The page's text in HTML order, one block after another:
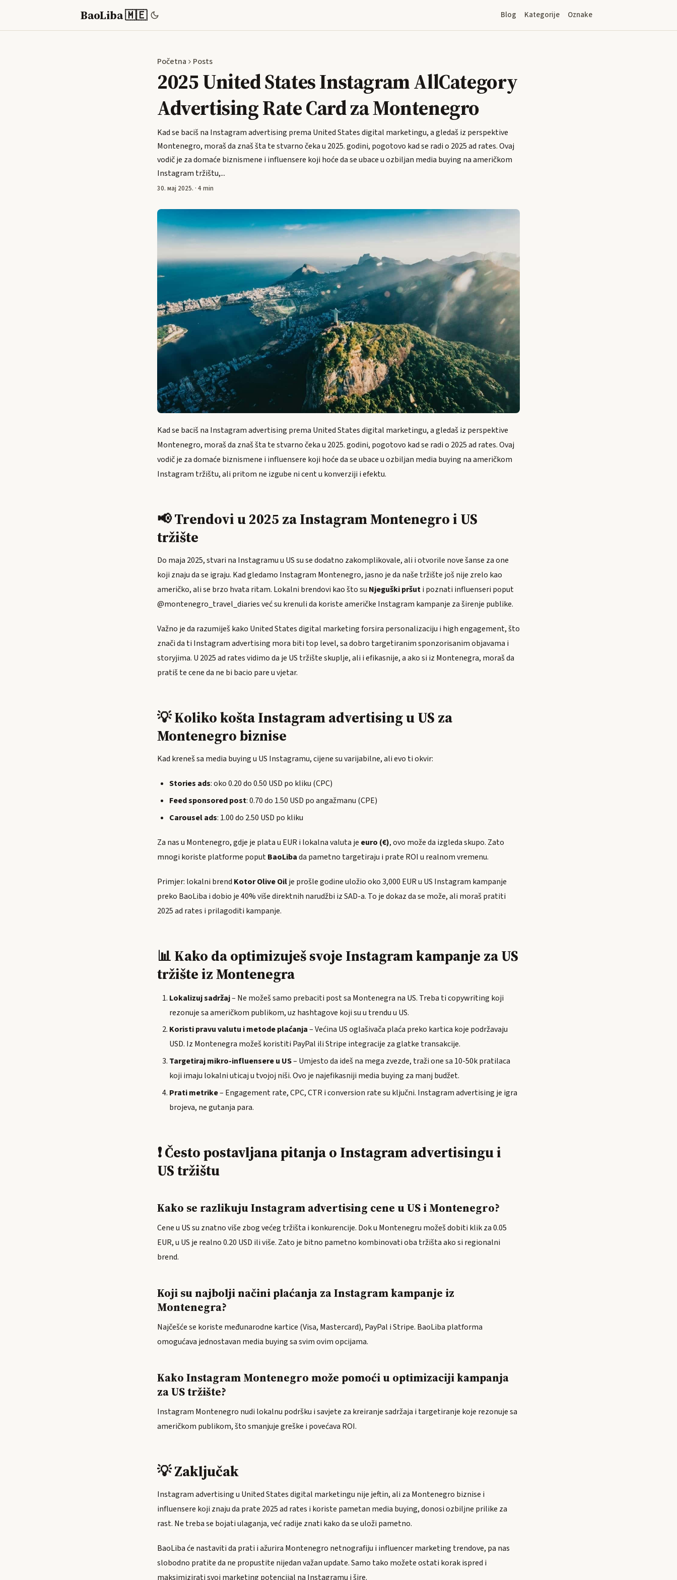
BaoLiba 🇲🇪 Blog Kategorije Oznake
Početna Posts
2025 United States Instagram AllCategory
Advertising Rate Card za Montenegro
Kad se baciš na Instagram advertising prema United States digital marketingu, a gledaš iz perspektive
Montenegro, moraš da znaš šta te stvarno čeka u 2025. godini, pogotovo kad se radi o 2025 ad rates. Ovaj
vodič je za domaće biznismene i influensere koji hoće da se ubace u ozbiljan media buying na američkom
Instagram tržištu,...
30. мај 2025. · 4 min
Kad se baciš na Instagram advertising prema United States digital marketingu, a gledaš iz perspektive
Montenegro, moraš da znaš šta te stvarno čeka u 2025. godini, pogotovo kad se radi o 2025 ad rates. Ovaj
vodič je za domaće biznismene i influensere koji hoće da se ubace u ozbiljan media buying na američkom
Instagram tržištu, ali pritom ne izgube ni cent u konverziji i efektu.
📢 Trendovi u 2025 za Instagram Montenegro i US
tržište
Do maja 2025, stvari na Instagramu u US su se dodatno zakomplikovale, ali i otvorile nove šanse za one
koji znaju da se igraju. Kad gledamo Instagram Montenegro, jasno je da naše tržište još nije zrelo kao
američko, ali se brzo hvata ritam. Lokalni brendovi kao što su Njeguški pršuti poznati influenseri poput
@montenegro_travel_diaries već su krenuli da koriste američke Instagram kampanje za širenje publike.
Važno je da razumiješ kako United States digital marketing forsira personalizaciju i high engagement, što
znači da ti Instagram advertising mora biti top level, sa dobro targetiranim sponzorisanim objavama i
storyjima. U 2025 ad rates vidimo da je US tržište skuplje, ali i efikasnije, a ako si iz Montenegra, moraš da
pratiš te cene da ne bi bacio pare u vjetar.
💡 Koliko košta Instagram advertising u US za
Montenegro biznise
Kad kreneš sa media buying u US Instagramu, cijene su varijabilne, ali evo ti okvir:
Stories ads: oko 0.20 do 0.50 USD po kliku (CPC)
Feed sponsored post: 0.70 do 1.50 USD po angažmanu (CPE)
Carousel ads: 1.00 do 2.50 USD po kliku
Za nas u Montenegro, gdje je plata u EUR i lokalna valuta je euro (€), ovo može da izgleda skupo. Zato
mnogi koriste platforme poputBaoLibada pametno targetiraju i prate ROI u realnom vremenu.
Primjer: lokalni brend Kotor Olive Oilje prošle godine uložio oko 3,000 EUR u US Instagram kampanje
preko BaoLiba i dobio je 40% više direktnih narudžbi iz SAD-a. To je dokaz da se može, ali moraš pratiti
2025 ad rates i prilagoditi kampanje.
📊 Kako da optimizuješ svoje Instagram kampanje za US
tržište iz Montenegra
Lokalizuj sadržaj– Ne možeš samo prebaciti post sa Montenegra na US. Treba ti copywriting koji
rezonuje sa američkom publikom, uz hashtagove koji su u trendu u US.
Koristi pravu valutu i metode plaćanja– Većina US oglašivača plaća preko kartica koje podržavaju
USD. Iz Montenegra možeš koristiti PayPal ili Stripe integracije za glatke transakcije.
Targetiraj mikro-influensere u US– Umjesto da ideš na mega zvezde, traži one sa 10-50k pratilaca
koji imaju lokalni uticaj u tvojoj niši. Ovo je najefikasniji media buying za manj budžet.
Prati metrike– Engagement rate, CPC, CTR i conversion rate su ključni. Instagram advertising je igra
brojeva, ne gutanja para.
❗ Često postavljana pitanja o Instagram advertisingu i
US tržištu
Kako se razlikuju Instagram advertising cene u US i Montenegro?
Cene u US su znatno više zbog većeg tržišta i konkurencije. Dok u Montenegru možeš dobiti klik za 0.05
EUR, u US je realno 0.20 USD ili više. Zato je bitno pametno kombinovati oba tržišta ako si regionalni
brend.
Koji su najbolji načini plaćanja za Instagram kampanje iz
Montenegra?
Najčešće se koriste međunarodne kartice (Visa, Mastercard), PayPal i Stripe. BaoLiba platforma
omogućava jednostavan media buying sa svim ovim opcijama.
Kako Instagram Montenegro može pomoći u optimizaciji kampanja
za US tržište?
Instagram Montenegro nudi lokalnu podršku i savjete za kreiranje sadržaja i targetiranje koje rezonuje sa
američkom publikom, što smanjuje greške i povećava ROI.
💡 Zaključak
Instagram advertising u United States digital marketingu nije jeftin, ali za Montenegro biznise i
influensere koji znaju da prate 2025 ad rates i koriste pametan media buying, donosi ozbiljne prilike za
rast. Ne treba se bojati ulaganja, već radije znati kako da se uloži pametno.
BaoLiba će nastaviti da prati i ažurira Montenegro netnografiju i influencer marketing trendove, pa nas
slobodno pratite da ne propustite nijedan važan update. Samo tako možete ostati korak ispred i
maksimizirati svoj marketing potencijal na Instagramu i šire.